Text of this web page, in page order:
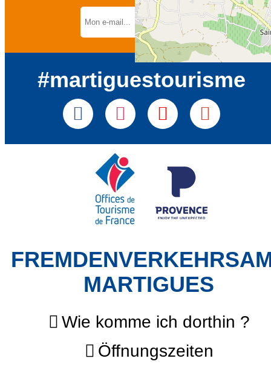
#martiguestourisme
MARTIGUES
Wie komme ich dorthin ?
Öffnungszeiten